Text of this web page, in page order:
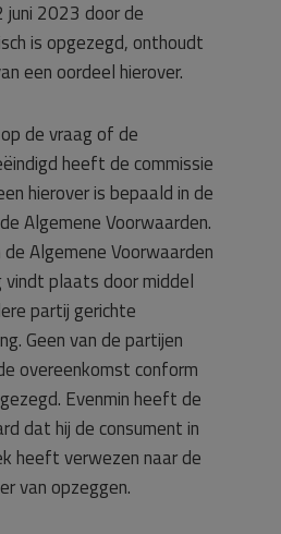
2023 door de
is opgezegd, onthoudt
een oordeel hierover.
de vraag of de
heeft de commissie
hierover is bepaald in de
Algemene Voorwaarden.
Algemene Voorwaarden
plaats door middel
partij gerichte
Geen van de partijen
overeenkomst conform
Evenmin heeft de
dat hij de consument in
heeft verwezen naar de
van opzeggen.